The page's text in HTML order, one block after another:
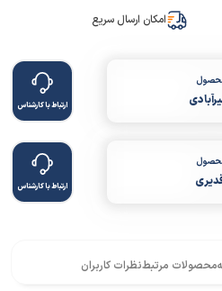
امکان ارسال سریع
ارتباط با کارشناس
ارتباط با کارشناس
محصولات مرتبطنظرات کاربران